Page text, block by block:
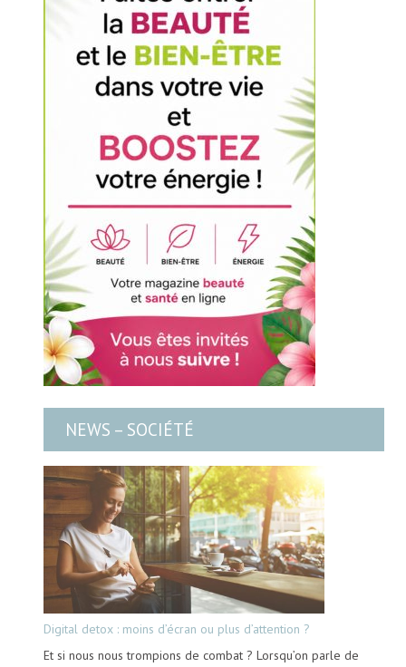
NEWS – SOCIÉTÉ
Digital detox : moins d’écran ou plus d’attention ?
Et si nous nous trompions de combat ? Lorsqu’on parle de